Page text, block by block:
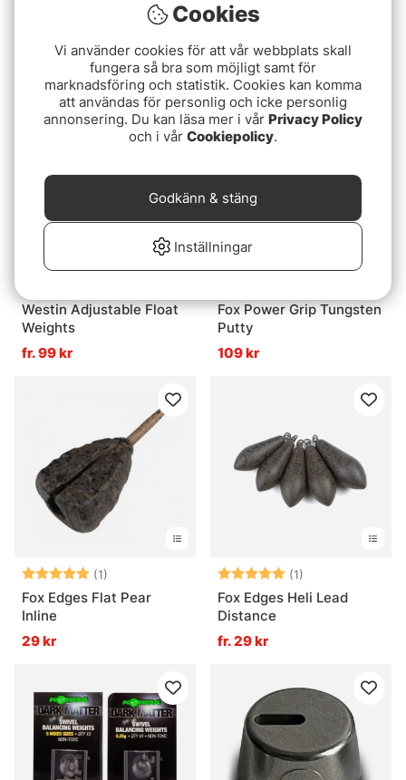
Pop-up Weight
fr. 85 kr
Westin Adjustable Float
Weights
fr. 99 kr
Fox Power Grip Tungsten
Putty
109 kr
Betyg: (1)
5.0 utav 5 stjärnor
Fox Edges Flat Pear
Inline
29 kr
Betyg: (1)
Fox Edges Heli Lead
Distance
fr. 29 kr
Cookies
Vi använder cookies för att vår webbplats skall
fungera så bra som möjligt samt för
marknadsföring och statistik. Cookies kan komma
att användas för personlig och icke personlig
annonsering. Du kan läsa mer i vår Privacy Policy
och i vår Cookiepolicy.
Inställningar
Godkänn & stäng